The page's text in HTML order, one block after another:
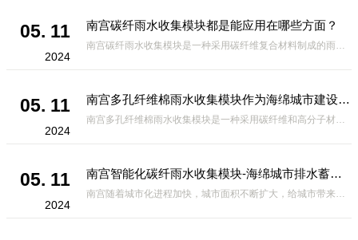
05. 11
2024
南宫碳纤雨水收集模块都是能应用在哪些方面？
南宫碳纤雨水收集模块是一种采用碳纤维复合材料制成的雨水收集装置，具有*、环保、可持续等诸多优点。这种模块的设计独特，结构轻巧且强度高，耐腐蚀，能够在各种环境条件下稳定运行。其广泛的应用领域不仅体现在城市规
05. 11
2024
南宫多孔纤维棉雨水收集模块作为海绵城市建设中的一种创新材料
南宫多孔纤维棉雨水收集模块是一种采用碳纤维和高分子材料复合而成的新型材料。它拥有高度多孔的结构，能够有效吸收和储存雨水，同时利用其独特的导流设计，将雨水迅速排出，有效防止城市内涝的发生。此外，该材料还具有
05. 11
2024
南宫智能化碳纤雨水收集模块-海绵城市排水蓄水系统的优选项
南宫随着城市化进程加快，城市面积不断扩大，给城市带来的问题也随之增加。其中之一就是水资源的短缺。雨水收集是一种解决城市水资源短缺的有效途径。在雨水收集技术中，智能化碳纤雨水收集模块的出现，为解决城市水资源